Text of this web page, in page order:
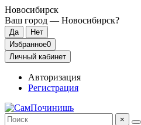
Новосибирск
Ваш город — Новосибирск?
Избранное0
Личный кабинет
Авторизация
Регистрация
×